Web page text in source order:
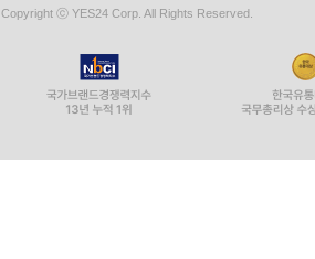
Copyright ⓒ YES24 Corp. All Rights Reserved.